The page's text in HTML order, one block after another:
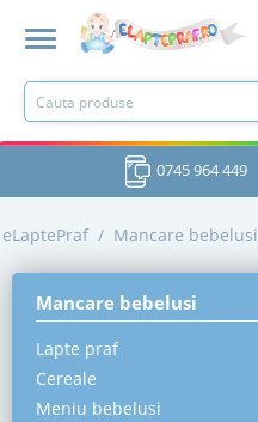
0745 964 449
eLaptePraf / Mancare bebelusi
Mancare bebelusi
Lapte praf
Cereale
Meniu bebelusi